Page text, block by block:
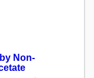
Non-